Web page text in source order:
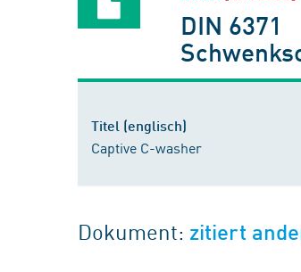
DIN 6371
Titel (englisch)
Captive C-washer
Dokument: zitiert